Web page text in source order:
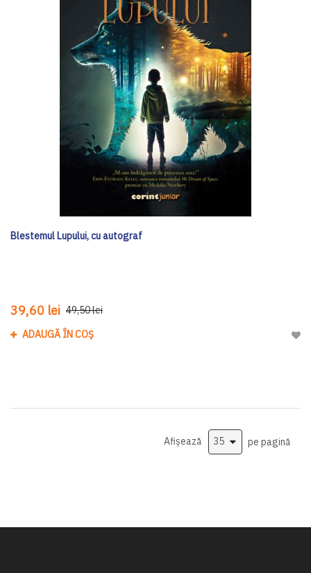
Blestemul Lupului, cu autograf
39,60 lei 49,50 lei
ADAUGĂ ÎN COȘ
Afișează pe pagină